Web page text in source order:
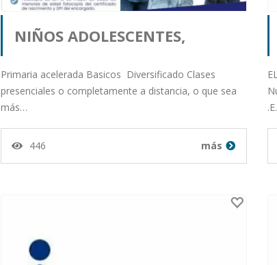
NIÑOS ADOLESCENTES,
JÓVENES Y ADULTOS
Publicado por orlando salazar
milian desde Departamento
Primaria acelerada Basicos Diversificado Clases
presenciales o completamente a distancia, o que sea
más…
446 más